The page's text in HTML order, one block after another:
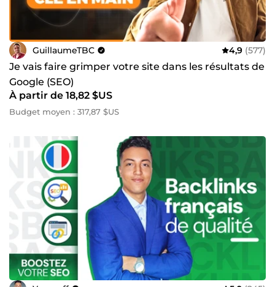
GuillaumeTBC 4,9 (577)
Je vais faire grimper votre site dans les résultats de
Google (SEO)
À partir de 18,82 $US
Budget moyen : 317,87 $US